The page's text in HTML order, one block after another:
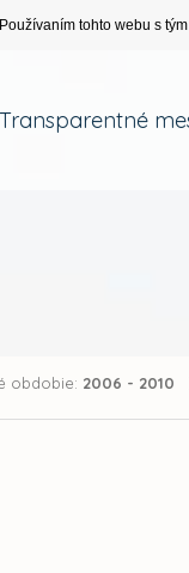
tohto webu s
Transparentné
obdobie: 2006 - 2010